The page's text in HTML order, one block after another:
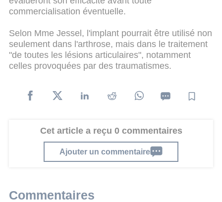
commercialisation éventuelle.
Selon Mme Jessel, l'implant pourrait être utilisé non
seulement dans l'arthrose, mais dans le traitement
"de toutes les lésions articulaires", notamment
celles provoquées par des traumatismes.
Cet article a reçu 0 commentaires
Ajouter un commentaire
Commentaires